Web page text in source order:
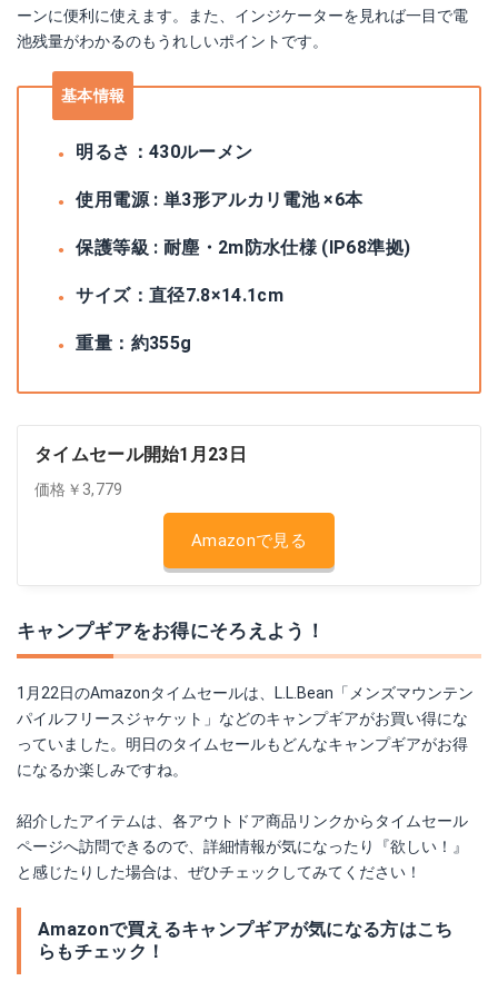
ーンに便利に使えます。また、インジケーターを見れば一目で電
池残量がわかるのもうれしいポイントです。
基本情報
明るさ：430ルーメン
使用電源 : 単3形アルカリ電池 ×6本
保護等級 : 耐塵・2m防水仕様 (IP68準拠)
サイズ：直径7.8×14.1cm
重量：約355g
タイムセール開始1月23日
価格￥3,779
Amazonで見る
キャンプギアをお得にそろえよう！
1月22日のAmazonタイムセールは、L.L.Bean「メンズマウンテン
パイルフリースジャケット」などのキャンプギアがお買い得にな
っていました。明日のタイムセールもどんなキャンプギアがお得
になるか楽しみですね。
紹介したアイテムは、各アウトドア商品リンクからタイムセール
ページへ訪問できるので、詳細情報が気になったり『欲しい！』
と感じたりした場合は、ぜひチェックしてみてください！
Amazonで買えるキャンプギアが気になる方はこち
らもチェック！